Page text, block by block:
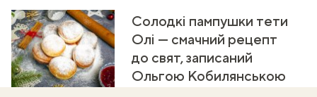
Солодкі пампушки тети
Олі — смачний рецепт
до свят, записаний
Ольгою Кобилянською